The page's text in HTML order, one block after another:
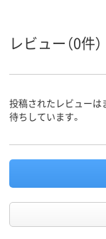
レビュー（0件）
投稿されたレビューは
待ちしています。